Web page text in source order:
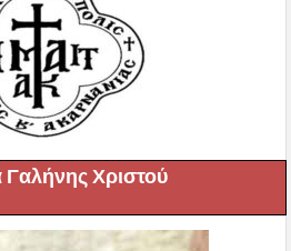
Γαλήνης Χριστού